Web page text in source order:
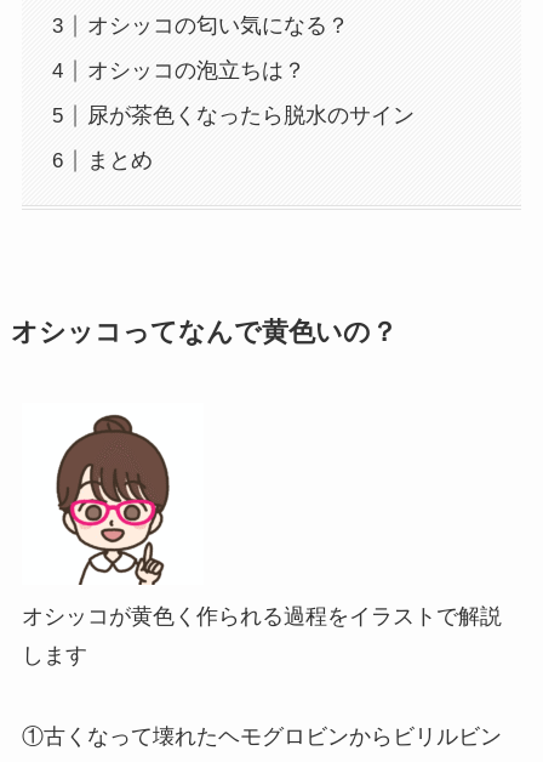
オシッコの匂い気になる？
オシッコの泡立ちは？
尿が茶色くなったら脱水のサイン
まとめ
オシッコってなんで黄色いの？
オシッコが黄色く作られる過程をイラストで解説
します
①古くなって壊れたヘモグロビンからビリルビン